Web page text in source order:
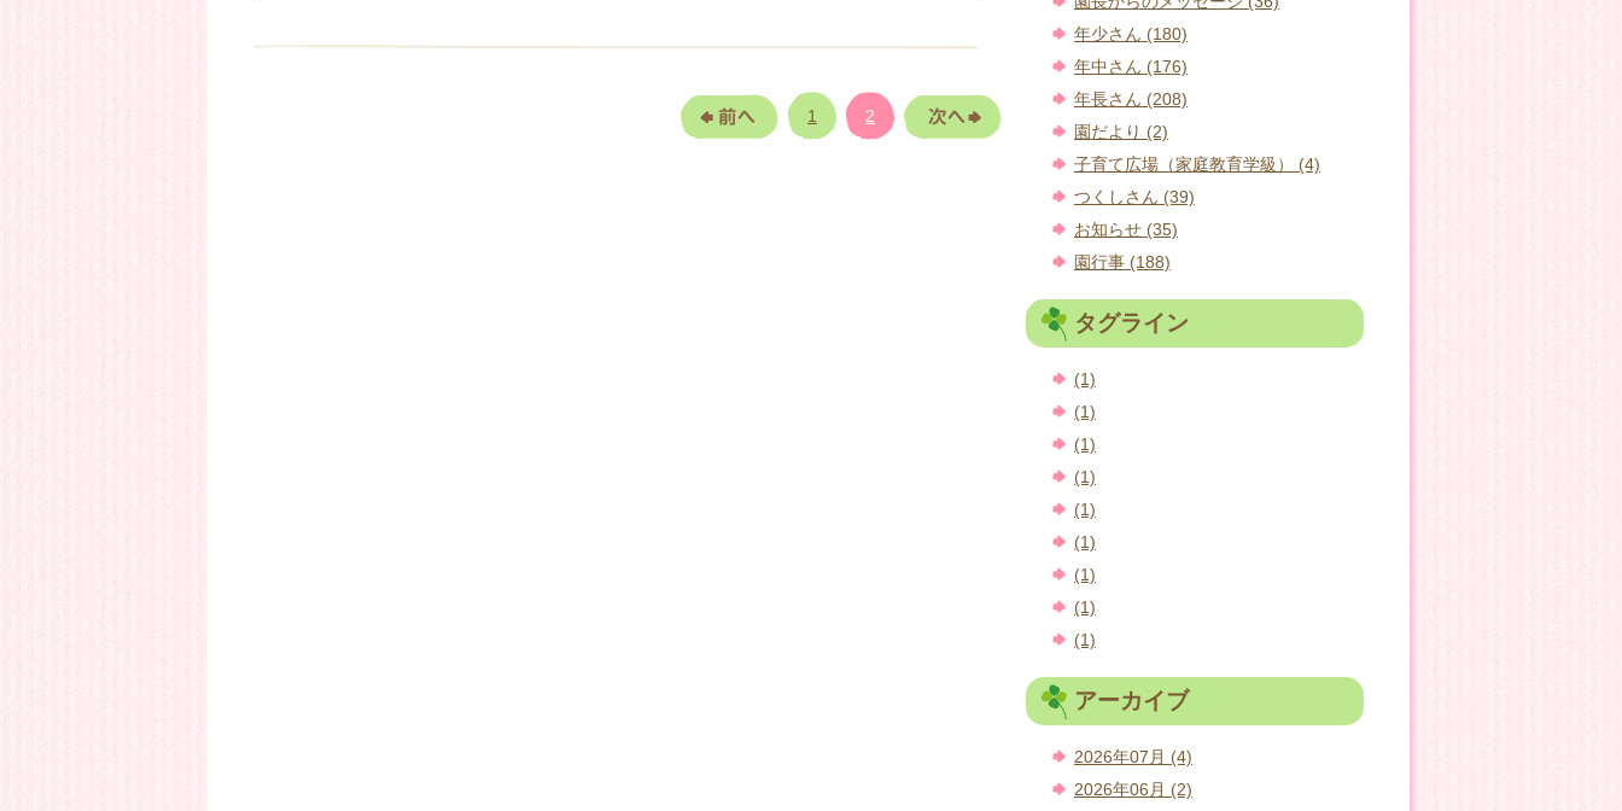
1 2
年少さん (180)
年中さん (176)
年長さん (208)
園だより (2)
子育て広場（家庭教育学級） (4)
つくしさん (39)
お知らせ (35)
園行事 (188)
タグライン
(1)
(1)
(1)
(1)
(1)
(1)
(1)
(1)
(1)
アーカイブ
2026年07月 (4)
2026年06月 (2)